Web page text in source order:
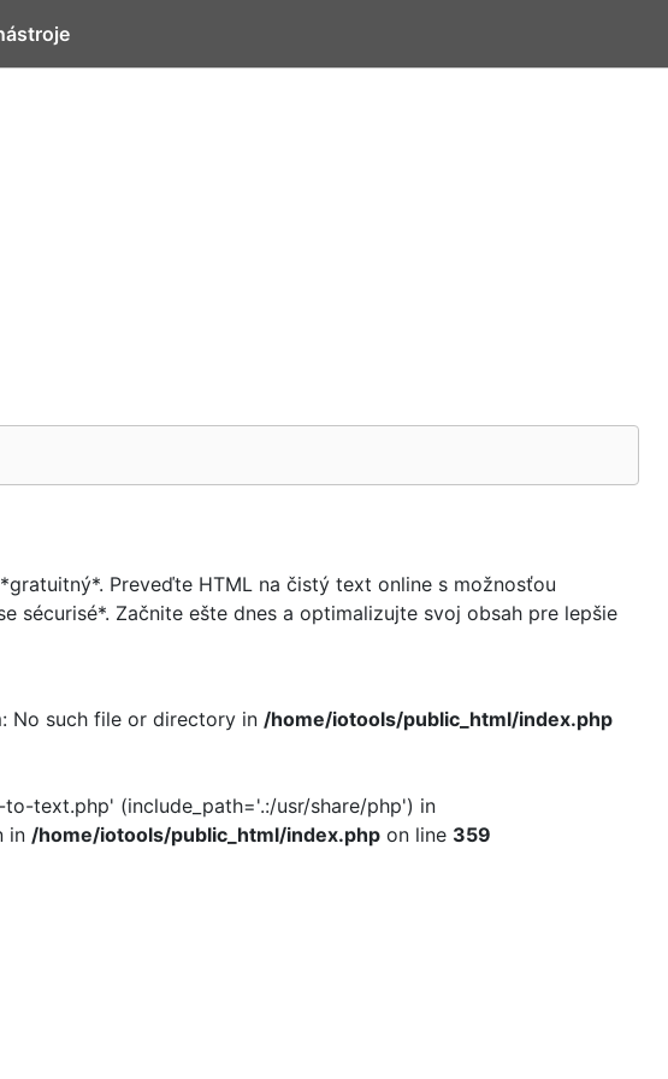
Preveďte HTML na čistý text online s možnosťou
sécurisé*. Začnite ešte dnes a optimalizujte svoj obsah pre lepšie
No such file or directory in /home/iotools/public_html/index.php
text.php' (include_path='.:/usr/share/php') in
in /home/iotools/public_html/index.php on line 359